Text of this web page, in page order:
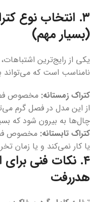
۳. انتخاب نوع
(بسیار مهم)
یکی از رایج‌ترین
نامناسب است که می‌تواند
کتراک زمستانه: مخصوص
از این مدل در فصل گرم
چال‌ها به بیرون شود که
کتراک تابستانه: مخصوص
یا کار نمی‌کند و یا زمان
۴. نکات فنی برای
هدررفت